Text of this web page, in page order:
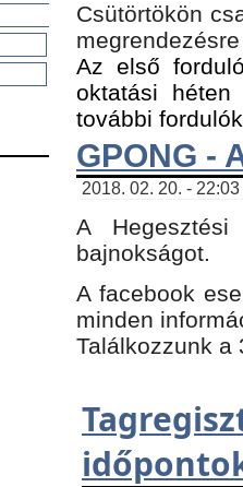
Csütörtökön
Az első
oktatási
további
GPONG -
2018. 02. 20. -
A
bajnokságot.
A facebook
minden
Találkozzunk a